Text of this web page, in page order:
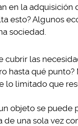
en la adquisición
esto? Algunos
sociedad.
cubrir las
hasta qué
lo limitado que
objeto se puede
de una sola vez